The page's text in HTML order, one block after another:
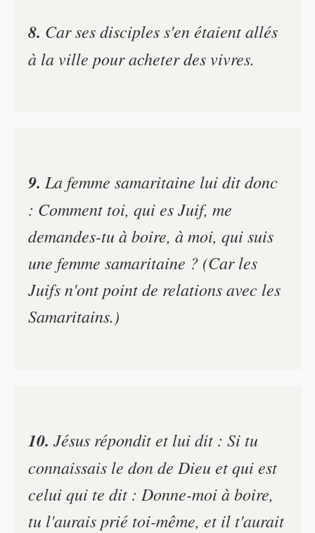
8. Car ses disciples s'en étaient allés
à la ville pour acheter des vivres.
9. La femme samaritaine lui dit donc
: Comment toi, qui es Juif, me
demandes-tu à boire, à moi, qui suis
une femme samaritaine ? (Car les
Juifs n'ont point de relations avec les
Samaritains.)
10. Jésus répondit et lui dit : Si tu
connaissais le don de Dieu et qui est
celui qui te dit : Donne-moi à boire,
tu l'aurais prié toi-même, et il t'aurait